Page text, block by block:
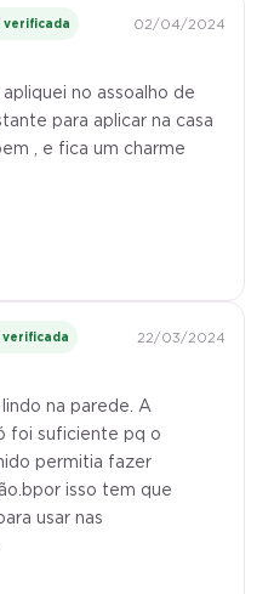
verificada 02/04/2024
no assoalho de
para aplicar na casa
, e fica um charme
22/03/2024
na parede. A
foi suficiente pq o
permitia fazer
isso tem que
usar nas